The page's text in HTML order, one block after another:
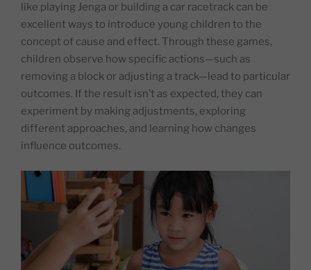
like playing Jenga or building a car racetrack can be
excellent ways to introduce young children to the
concept of cause and effect. Through these games,
children observe how specific actions—such as
removing a block or adjusting a track—lead to particular
outcomes. If the result isn’t as expected, they can
experiment by making adjustments, exploring
different approaches, and learning how changes
influence outcomes.